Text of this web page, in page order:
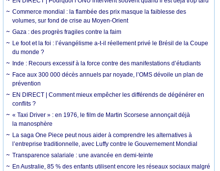
Commerce mondial : la flambée des prix masque la faiblesse des
volumes, sur fond de crise au Moyen-Orient
Gaza : des progrès fragiles contre la faim
Le foot et la foi : l’évangélisme a-t-il réellement privé le Brésil de la Coupe
du monde ?
Inde : Recours excessif à la force contre des manifestations d’étudiants
Face aux 300 000 décès annuels par noyade, l’OMS dévoile un plan de
prévention
EN DIRECT | Comment mieux empêcher les différends de dégénérer en
conflits ?
« Taxi Driver » : en 1976, le film de Martin Scorsese annonçait déjà
la manosphère
La saga One Piece peut nous aider à comprendre les alternatives à
l’entreprise traditionnelle, avec Luffy contre le Gouvernement Mondial
Transparence salariale : une avancée en demi-teinte
En Australie, 85 % des enfants utilisent encore les réseaux sociaux malgré